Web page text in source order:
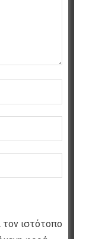
τον ιστότοπο